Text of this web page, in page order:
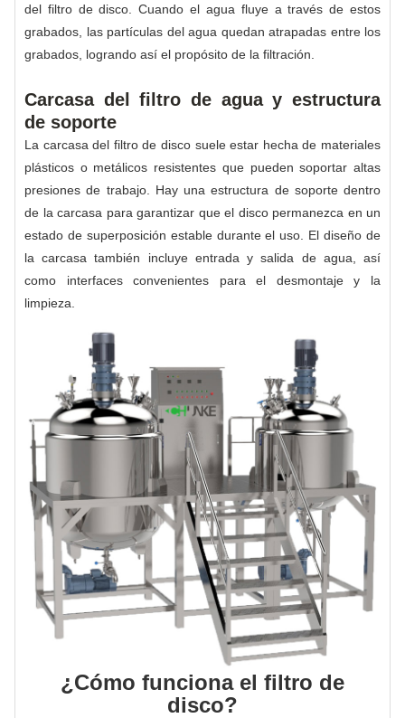
del filtro de disco. Cuando el agua fluye a través de estos
grabados, las partículas del agua quedan atrapadas entre los
grabados, logrando así el propósito de la filtración.
Carcasa del filtro de agua y estructura
de soporte
La carcasa del filtro de disco suele estar hecha de materiales
plásticos o metálicos resistentes que pueden soportar altas
presiones de trabajo. Hay una estructura de soporte dentro
de la carcasa para garantizar que el disco permanezca en un
estado de superposición estable durante el uso. El diseño de
la carcasa también incluye entrada y salida de agua, así
como interfaces convenientes para el desmontaje y la
limpieza.
¿Cómo funciona el filtro de
disco?